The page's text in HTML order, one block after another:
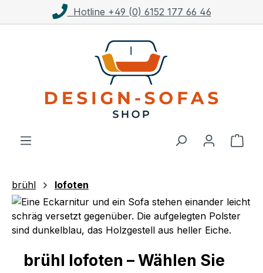
Zum Hauptinhalt springen
Hotline +49 (0) 6152 177 66 46
brühl lofoten
brühl lofoten – Wählen Sie